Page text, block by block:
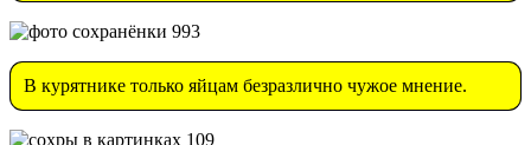
В курятнике только яйцам безразлично чужое мнение.